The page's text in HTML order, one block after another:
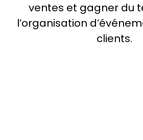
ventes et gagner du
l’organisation
clients.